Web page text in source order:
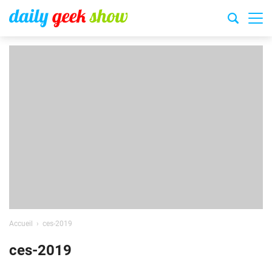
Accueil ces-2019
ces-2019